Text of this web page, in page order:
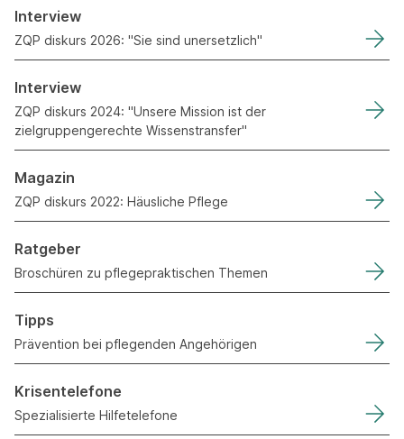
Interview
ZQP diskurs 2026: "Sie sind unersetzlich"
Interview
ZQP diskurs 2024: "Unsere Mission ist der
zielgruppengerechte Wissenstransfer"
Magazin
ZQP diskurs 2022: Häusliche Pflege
Ratgeber
Broschüren zu pflegepraktischen Themen
Tipps
Prävention bei pflegenden Angehörigen
Krisentelefone
Spezialisierte Hilfetelefone